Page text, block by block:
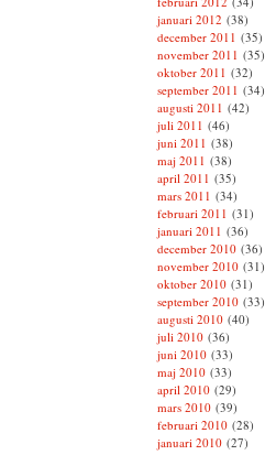
januari 2012 (38)
december 2011 (35)
november 2011 (35)
oktober 2011 (32)
september 2011 (34)
augusti 2011 (42)
juli 2011 (46)
juni 2011 (38)
maj 2011 (38)
april 2011 (35)
mars 2011 (34)
februari 2011 (31)
januari 2011 (36)
december 2010(36)
november 2010(31)
oktober 2010(31)
september 2010(33)
augusti 2010(40)
juli 2010(36)
juni 2010(33)
maj 2010(33)
april 2010(29)
mars 2010(39)
februari 2010(28)
januari 2010(27)